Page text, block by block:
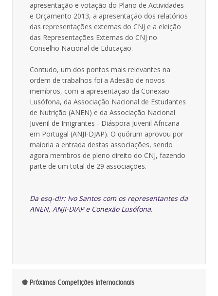
apresentação e votação do Plano de Actividades
e Orçamento 2013, a apresentação dos relatórios
das representações externas do CNJ e a eleição
das Representações Externas do CNJ no
Conselho Nacional de Educação.
Contudo, um dos pontos mais relevantes na
ordem de trabalhos foi a Adesão de novos
membros, com a apresentação da Conexão
Lusófona, da Associação Nacional de Estudantes
de Nutrição (ANEN) e da Associação Nacional
Juvenil de Imigrantes - Diáspora Juvenil Africana
em Portugal (ANJI-DJAP). O quórum aprovou por
maioria a entrada destas associações, sendo
agora membros de pleno direito do CNJ, fazendo
parte de um total de 29 associações.
Da esq-dir: Ivo Santos com os representantes da
ANEN, ANJI-DIAP e Conexão Lusófona.
Próximas Competições Internacionais